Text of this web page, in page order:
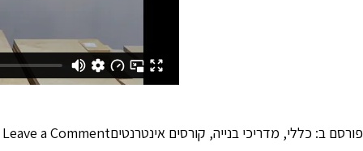
פורסם ב: כללי, מדריכי בנייה, קורסים אינטרנטיםLeave a Comment